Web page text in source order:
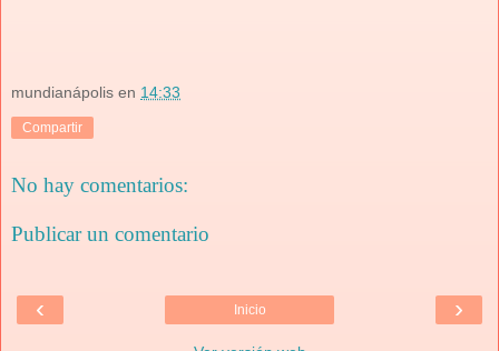
mundianápolis en 14:33
Compartir
No hay comentarios:
Publicar un comentario
‹ ›
Inicio